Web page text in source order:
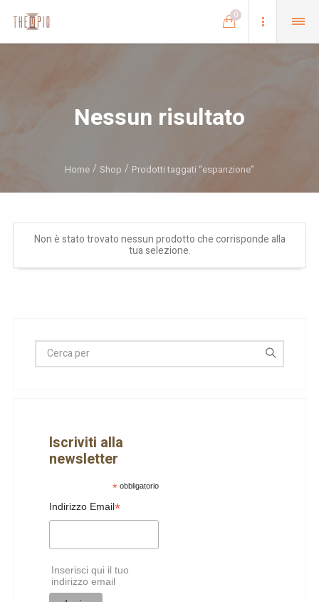
0
Nessun risultato
Home Shop Prodotti taggati “espanzione”
Non è stato trovato nessun prodotto che corrisponde alla
tua selezione.
Iscriviti alla
newsletter
*obbligatorio
Indirizzo Email*
Inserisci qui il tuo
indirizzo email